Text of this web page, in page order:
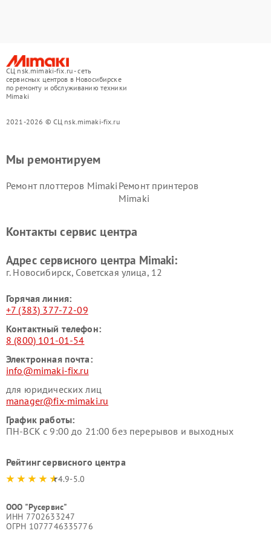
СЦ nsk.mimaki-fix.ru - сеть
сервисных центров в Новосибирске
по ремонту и обслуживанию техники
Mimaki
2021-2026 © СЦ nsk.mimaki-fix.ru
Мы ремонтируем
Ремонт плоттеров Mimaki Ремонт принтеров
Mimaki
Контакты сервис центра
Адрес сервисного центра Mimaki:
г. Новосибирск, Советская улица, 12
Горячая линия:
+7 (383) 377-72-09
Контактный телефон:
8 (800) 101-01-54
Электронная почта:
info@mimaki-fix.ru
для юридических лиц
manager@fix-mimaki.ru
График работы:
ПН-ВСК с 9:00 до 21:00 без перерывов и выходных
Рейтинг сервисного центра
4.9-5.0
ООО "Русервис"
ИНН 7702633247
ОГРН 1077746335776